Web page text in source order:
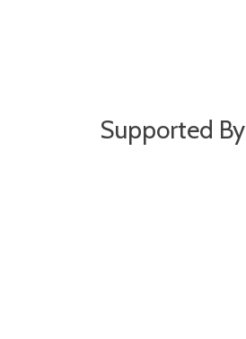
Supported By